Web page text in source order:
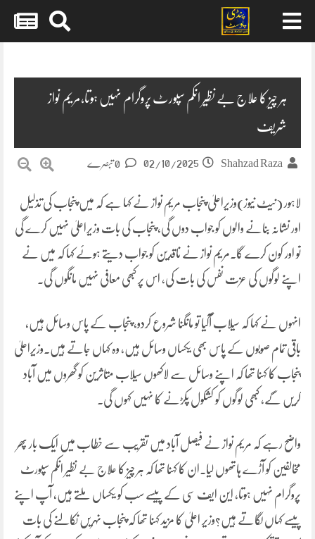
ہر چیز کا علاج بے نظیر انکم سپورٹ پروگرام نہیں ہوتا،مریم نواز
شریف
Shahzad Raza
02/10/2025
لاہور (نیٹ نیوز)وزیراعلیٰ پنجاب مریم نواز نے کہا ہے کہ میں پنجاب کی تذلیل
اور نشانہ بنانے والوں کو جواب دوں گی، پنجاب کی بات وزیراعلیٰ نہیں کرے گی
تو اور کون کرے گا۔مریم نواز نے ناقدین کو جواب دیتے ہوئے کہا کہ میں نے
اپنے لوگوں کی عزت نفس کی بات کی، اس پر کبھی معافی نہیں مانگوں گی۔
انہوں نے کہا کہ سیلاب آگیا تو مانگنا شروع کردو، پنجاب کے پاس وسائل ہیں،
باقی تمام صوبوں کے پاس بھی یکساں وسائل ہیں، وہ کہاں جاتے ہیں۔وزیراعلیٰ
پنجاب کا کہنا تھا کہ اپنے وسائل سے لاکھوں سیلاب متاثرین کو گھروں میں آباد
کریں گے، کبھی لوگوں کو کشکول پکڑنے کا نہیں کہوں گی۔
واضح رہے کہ مریم نواز نے فیصل آباد میں تقریب سے خطاب میں ایک بار پھر
مخالفین کو آڑے ہاتھوں لیا۔ان کا کہنا تھا کہ ہر چیز کا علاج بے نظیر انکم سپورٹ
پروگرام نہیں ہوتا، این ایف سی کے پیسے سب کو یکساں ملتے ہیں، آپ اپنے
پیسے کہاں لگاتے ہیں؟وزیر اعلیٰ کا مزید کہنا تھا کہ پنجاب نہریں نکالنے کی بات